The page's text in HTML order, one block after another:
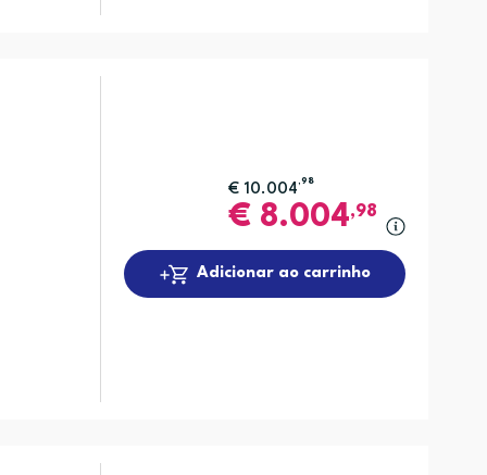
€ 10.004,98
€ 8.004,98
Adicionar ao carrinho